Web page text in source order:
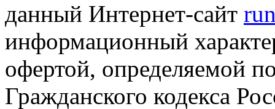
данный Интернет-сайт
информационный
офертой, определяемой
Гражданского кодекса